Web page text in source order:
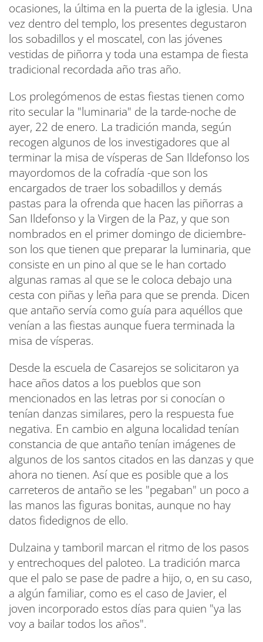
ocasiones, la última en la puerta de la iglesia. Una
vez dentro del templo, los presentes degustaron
los sobadillos y el moscatel, con las jóvenes
vestidas de piñorra y toda una estampa de fiesta
tradicional recordada año tras año.
Los prolegómenos de estas fiestas tienen como
rito secular la "luminaria" de la tarde-noche de
ayer, 22 de enero. La tradición manda, según
recogen algunos de los investigadores que al
terminar la misa de vísperas de San Ildefonso los
mayordomos de la cofradía -que son los
encargados de traer los sobadillos y demás
pastas para la ofrenda que hacen las piñorras a
San Ildefonso y la Virgen de la Paz, y que son
nombrados en el primer domingo de diciembre-
son los que tienen que preparar la luminaria, que
consiste en un pino al que se le han cortado
algunas ramas al que se le coloca debajo una
cesta con piñas y leña para que se prenda. Dicen
que antaño servía como guía para aquéllos que
venían a las fiestas aunque fuera terminada la
misa de vísperas.
Desde la escuela de Casarejos se solicitaron ya
hace años datos a los pueblos que son
mencionados en las letras por si conocían o
tenían danzas similares, pero la respuesta fue
negativa. En cambio en alguna localidad tenían
constancia de que antaño tenían imágenes de
algunos de los santos citados en las danzas y que
ahora no tienen. Así que es posible que a los
carreteros de antaño se les "pegaban" un poco a
las manos las figuras bonitas, aunque no hay
datos fidedignos de ello.
Dulzaina y tamboril marcan el ritmo de los pasos
y entrechoques del paloteo. La tradición marca
que el palo se pase de padre a hijo, o, en su caso,
a algún familiar, como es el caso de Javier, el
joven incorporado estos días para quien "ya las
voy a bailar todos los años".